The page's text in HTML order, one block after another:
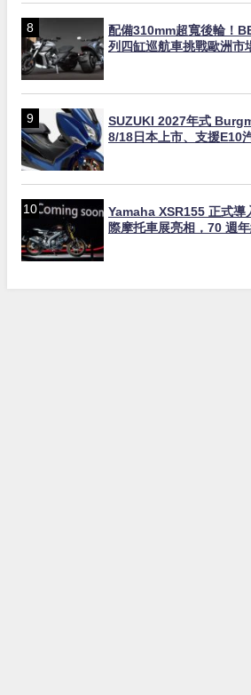
配備310mm超寬後輪！
列四缸巡航車挑戰歐洲市
SUZUKI 2027年式
8/18日本上市、支援E10
Yamaha XSR155 正式導
際摩托車展亮相，70 週